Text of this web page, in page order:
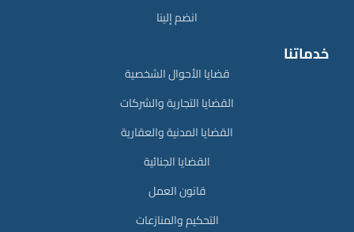
انضم إلينا
خدماتنا
قضايا الأحوال الشخصية
القضايا التجارية والشركات
القضايا المدنية والعقارية
القضايا الجنائية
قانون العمل
التحكيم والمنازعات